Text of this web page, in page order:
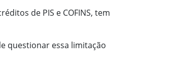
de PIS e COFINS, tem
questionar essa limitação